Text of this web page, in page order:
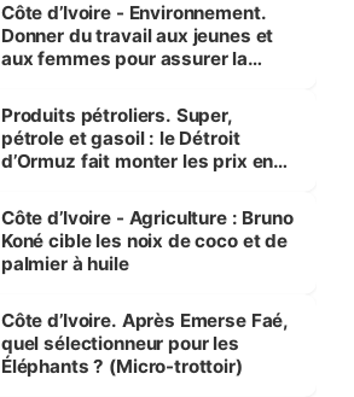
Côte d’Ivoire - Environnement.
Donner du travail aux jeunes et
aux femmes pour assurer la
menacées
Produits pétroliers. Super,
pétrole et gasoil : le Détroit
d’Ormuz fait monter les prix en
Côte d’Ivoire - Agriculture : Bruno
Koné cible les noix de coco et de
palmier à huile
Côte d’Ivoire. Après Emerse Faé,
quel sélectionneur pour les
Éléphants ? (Micro-trottoir)